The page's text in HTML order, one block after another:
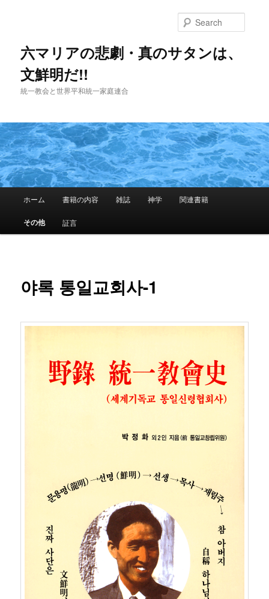
content六マリアの悲劇・真のサタンは、
文鮮明だ!!
統一教会と世界平和統一家庭連合
ホーム 書籍の内容 雑誌 神学 関連書籍
その他 証言
야록 통일교회사-1